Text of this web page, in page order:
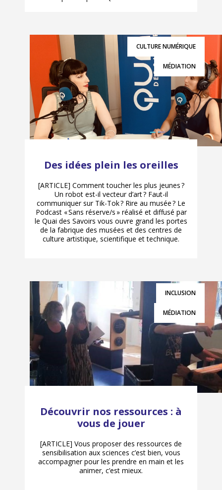
CULTURE NUMÉRIQUE
MÉDIATION
Des idées plein les oreilles
[ARTICLE] Comment toucher les plus jeunes ?
Un robot est-il vecteur d’art ? Faut-il
communiquer sur Tik-Tok ? Rire au musée ? Le
Podcast « Sans réserve/s » réalisé et diffusé par
le Quai des Savoirs vous ouvre grand les portes
de la fabrique des musées et des centres de
culture artistique, scientifique et technique.
INCLUSION
MÉDIATION
Découvrir nos ressources : à
vous de jouer
[ARTICLE] Vous proposer des ressources de
sensibilisation aux sciences c’est bien, vous
accompagner pour les prendre en main et les
animer, c’est mieux.